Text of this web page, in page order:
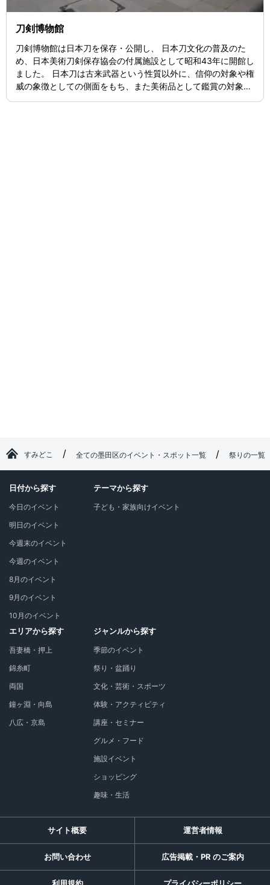
刀剣博物館
刀剣博物館は日本刀を保存・公開し、 日本刀文化の普及のた
め、日本美術刀剣保存協会の付属施設として昭和43年に開館し
ました。 日本刀は古来武器という性質以外に、信仰の対象や権
威の象徴としての側面をもち、また美術品として鑑賞の対象に
すみどこ 全ての墨田区のイベント・スポット一覧 祭りの一覧
日付から探す
今日のイベント
明日のイベント
今週末のイベント
今週のイベント
8月のイベント
9月のイベント
10月のイベント
テーマから探す
子ども・家族向けイベント
エリアから探す
吾妻橋・押上
錦糸町
両国
鐘ヶ淵・向島
八広・京島
ジャンルから探す
季節のイベント
祭り・盆踊り
文化・芸術・スポーツ
体験・アクティビティ
講座・セミナー
グルメ・フード
施設イベント
ショッピング
趣味・生活
サイト概要 運営者情報
お問い合わせ 広告掲載・PR のご案内